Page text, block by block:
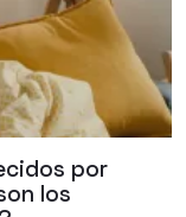
por
los